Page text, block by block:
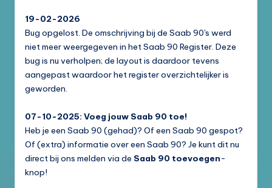
19-02-2026
Bug opgelost. De omschrijving bij de Saab 90's werd
niet meer weergegeven in het Saab 90 Register. Deze
bug is nu verholpen; de layout is daardoor tevens
aangepast waardoor het register overzichtelijker is
geworden.
07-10-2025: Voeg jouw Saab 90 toe!
Heb je een Saab 90 (gehad)? Of een Saab 90 gespot?
Of (extra) informatie over een Saab 90? Je kunt dit nu
direct bij ons melden via de Saab 90 toevoegen-
knop!